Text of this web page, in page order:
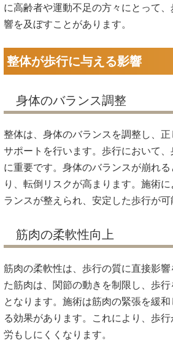
に高齢者や運動不足の方々にとって
響を及ぼすことがあります。
整体が歩行に与える影響
身体のバランス調整
整体は、身体のバランスを調整し、
サポートを行います。歩行において
に重要です。身体のバランスが崩れ
り、転倒リスクが高まります。施術
ランスが整えられ、安定した歩行が可
筋肉の柔軟性向上
筋肉の柔軟性は、歩行の質に直接影
た筋肉は、関節の動きを制限し、歩
となります。施術は筋肉の緊張を緩
る効果があります。これにより、歩
労もしにくくなります。